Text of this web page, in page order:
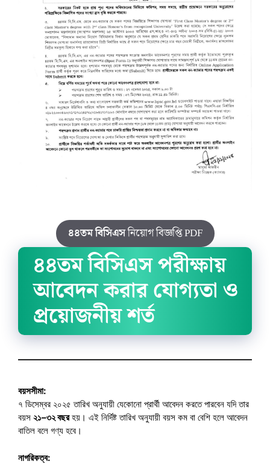
৪৪তম বিসিএসনিয়োগ বিজ্ঞপ্তি PDF
৪৪তম বিসিএস পরীক্ষায়
আবেদন করার যোগ্যতা ও
প্রয়োজনীয় শর্ত
বয়সসীমা:
৭ ডিসেম্বর ২০২৫ তারিখ অনুযায়ী যেকোনো প্রার্থী আবেদন করতে পারবেন যদি তার
বয়স ২১–৩২ বছরহয়। এই নির্দিষ্ট তারিখ অনুযায়ী বয়স কম বা বেশি হলে আবেদন
বাতিল বলে গণ্য হবে।
নাগরিকত্ব: